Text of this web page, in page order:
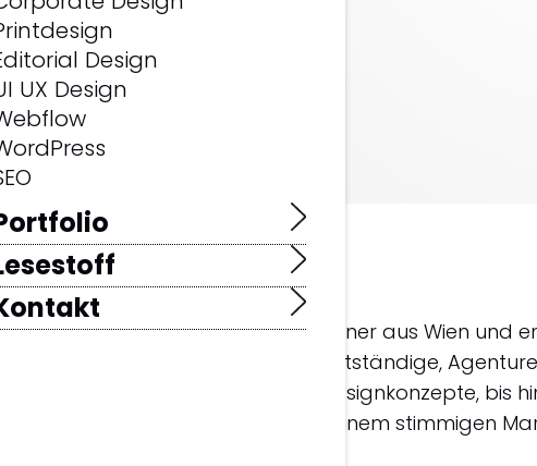
Design
UX Design
ist Wolfgang Mair.
Grafikdesigner und Webdesigner aus Wien und
für Unternehmen, Selbstständige,
Websites über individuelle Designkonzepte, bis
Strategie und Technik zu einem stimmigen